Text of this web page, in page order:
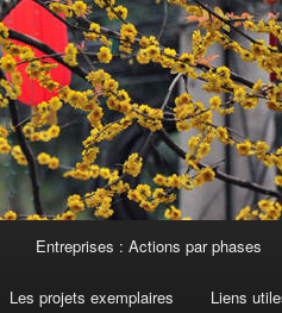
Entreprises : Actions par phases
Les projets exemplaires Liens